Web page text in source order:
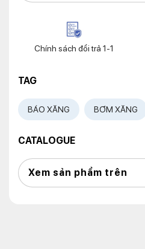
Chính sách đổi trả 1-1
TAG
BÁO XĂNG BƠM XĂNG
CATALOGUE
Xem sản phẩm trên